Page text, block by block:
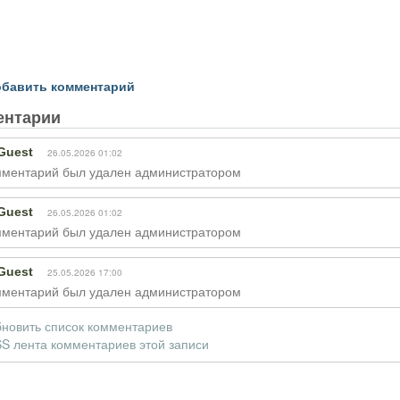
комментарий
26.05.2026 01:02
был удален администратором
26.05.2026 01:02
был удален администратором
25.05.2026 17:00
был удален администратором
список комментариев
лента комментариев этой записи